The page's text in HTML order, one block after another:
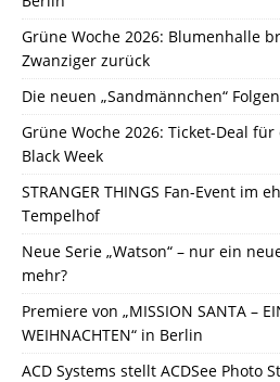
Grüne Woche 2026: Blumenhalle
Zwanziger zurück
Die neuen „Sandmännchen“
Grüne Woche 2026: Ticket-Deal
Black Week
STRANGER THINGS Fan-Event im
Tempelhof
Neue Serie „Watson“ – nur ein
mehr?
Premiere von „MISSION SANTA –
WEIHNACHTEN“ in Berlin
ACD Systems stellt ACDSee Photo